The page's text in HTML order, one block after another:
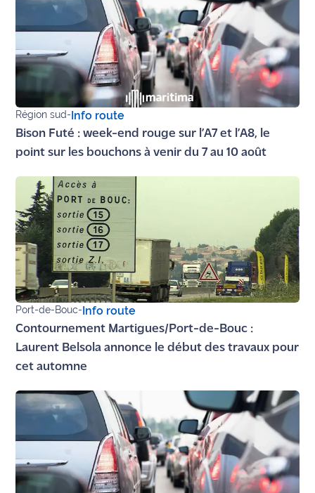
rédaction
Maritima
Fil
Maritima
L'anecdote
de Jeff
C'est
mon
club
Les
Maritima
plan
sortie
contacter
Région sud-Info route
Bison Futé : week-end rouge sur l’A7 et l’A8, le
point sur les bouchons à venir du 7 au 10 août
Port-de-Bouc-Info route
Contournement Martigues/Port-de-Bouc :
Laurent Belsola annonce le début des travaux pour
cet automne